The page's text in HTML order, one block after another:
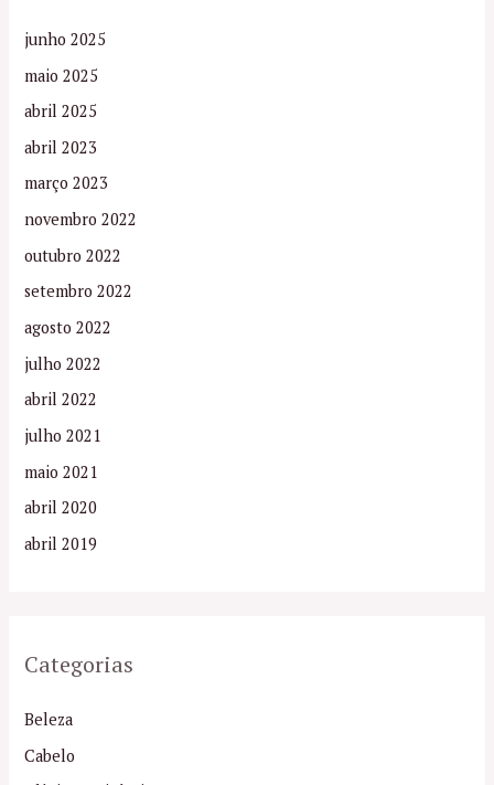
junho 2025
maio 2025
abril 2025
abril 2023
março 2023
novembro 2022
outubro 2022
setembro 2022
agosto 2022
julho 2022
abril 2022
julho 2021
maio 2021
abril 2020
abril 2019
Categorias
Beleza
Cabelo